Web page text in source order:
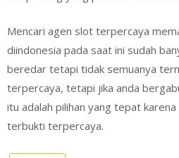
Mencari agen slot terpercaya
diindonesia pada saat ini sudah
beredar tetapi tidak semuanya
terpercaya, tetapi jika anda
itu adalah pilihan yang tepat
terbukti terpercaya.